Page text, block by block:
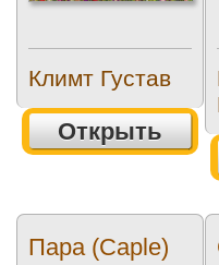
Климт Густав
Открыть
Пара (Caple)